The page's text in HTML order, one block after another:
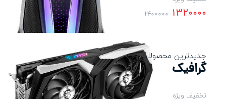
1400000 1320000
جدیدترین محصولات
گرافیک
تخفیف ویژه